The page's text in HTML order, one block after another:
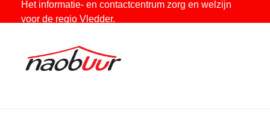
Het informatie- en contactcentrum zorg en welzijn
voor de regio Vledder.